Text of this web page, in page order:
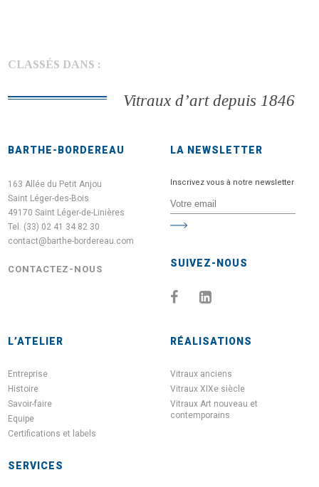
CLASSÉS DANS :
Vitraux d’art depuis 1846
BARTHE-BORDEREAU
163 Allée du Petit Anjou
Saint Léger-des-Bois
49170 Saint Léger-de-Linières
Tel. (33) 02 41 34 82 30
contact@barthe-bordereau.com
CONTACTEZ-NOUS
LA NEWSLETTER
Inscrivez vous à notre newsletter
SUIVEZ-NOUS
L’ATELIER
Entreprise
Histoire
Savoir-faire
Equipe
Certifications et labels
SERVICES
RÉALISATIONS
Vitraux anciens
Vitraux XIXe siècle
Vitraux Art nouveau et
contemporains